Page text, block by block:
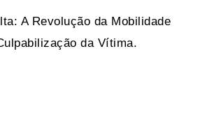
A Revolução da Mobilidade
da Vítima.